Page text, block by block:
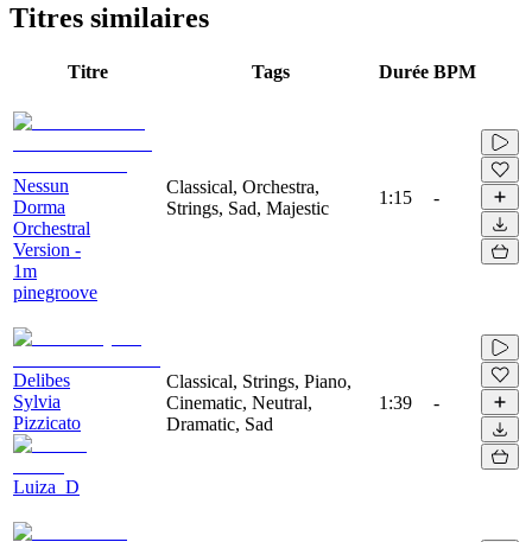
Titres similaires
Titre Tags Durée BPM
Nessun
Dorma
Orchestral
Version -
1m
pinegroove
Classical, Orchestra,
Strings, Sad, Majestic
1:15 -
Delibes
Sylvia
Pizzicato
Luiza_D
Classical, Strings, Piano,
Cinematic, Neutral,
Dramatic, Sad
1:39 -